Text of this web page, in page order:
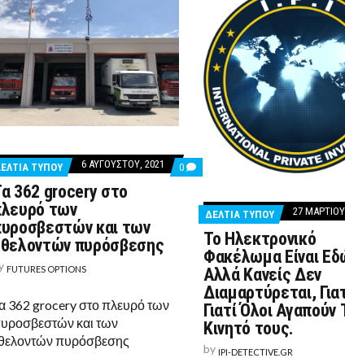
ΤΥΠΟΥ 6 ΑΥΓΟΎΣΤΟΥ, 2021 0 COMMENTS
ON
362
GROCERY
ΣΤΟ
ΠΛΕΥΡΌ
ΠΥΡΟΣΒΕΣΤΏΝ
ΕΘΕΛΟΝΤΏΝ
ΠΥΡΌΣΒΕΣΗΣ
362 grocery στο
των
και των
πυρόσβεσης
FUTURES OPTIONS
362 grocery στο πλευρό των
και των
πυρόσβεσης
ΔΕΛΤΙΑ ΤΥΠΟΥ 27
Το Ηλεκτρονικό
Φακέλωμα Είναι
Αλλά Κανείς Δεν
Διαμαρτύρεται,
Γιατί Όλοι Αγαπούν
Κινητό τους.
by IPI-DETECTIVE.GR